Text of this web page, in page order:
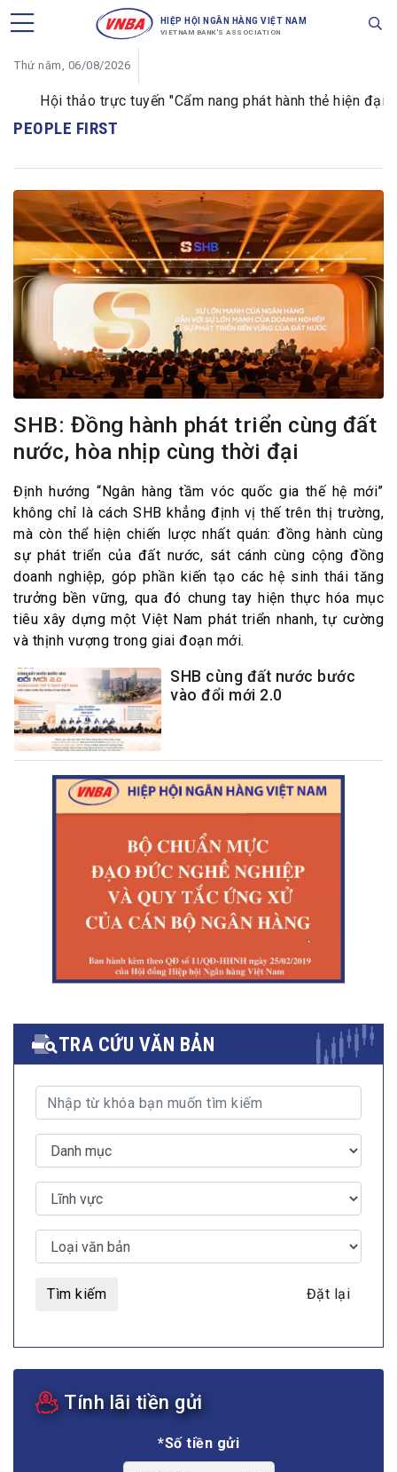
HIỆP HỘI NGÂN HÀNG VIỆT NAM
VIETNAM BANK'S ASSOCIATION
Thứ năm, 06/08/2026
Hội thảo trực tuyến "Cẩm nang phát hành thẻ hiện đại
PEOPLE FIRST
SHB: Đồng hành phát triển cùng đất
nước, hòa nhịp cùng thời đại
Định hướng “Ngân hàng tầm vóc quốc gia thế hệ mới”
không chỉ là cách SHB khẳng định vị thế trên thị trường,
mà còn thể hiện chiến lược nhất quán: đồng hành cùng
sự phát triển của đất nước, sát cánh cùng cộng đồng
doanh nghiệp, góp phần kiến tạo các hệ sinh thái tăng
trưởng bền vững, qua đó chung tay hiện thực hóa mục
tiêu xây dựng một Việt Nam phát triển nhanh, tự cường
và thịnh vượng trong giai đoạn mới.
SHB cùng đất nước bước
vào đổi mới 2.0
TRA CỨU VĂN BẢN
Tìm kiếm Đặt lại
Tính lãi tiền gửi
*Số tiền gửi